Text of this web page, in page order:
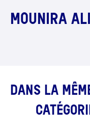
MOUNIRA ALI
DANS LA